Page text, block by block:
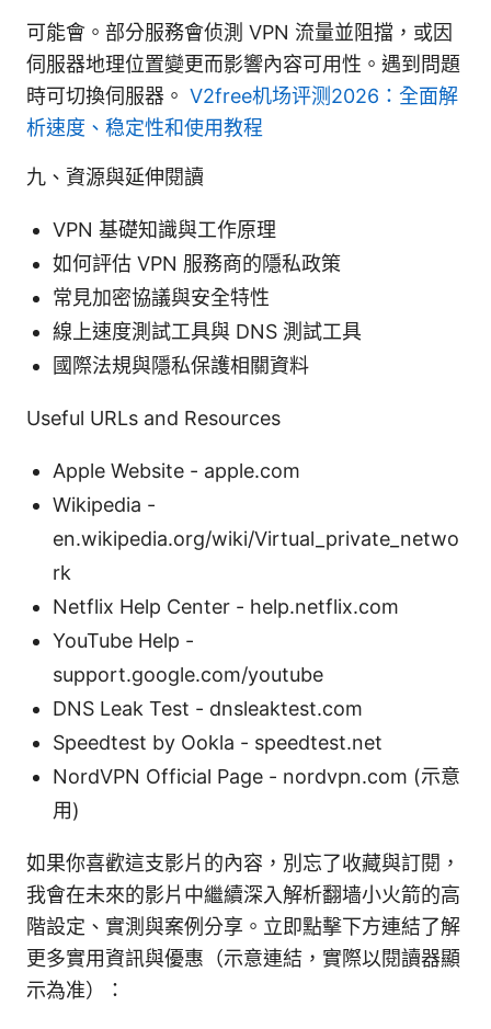
可能會。部分服務會侦測 VPN 流量並阻擋，或因
伺服器地理位置變更而影響內容可用性。遇到問題
時可切換伺服器。 V2free机场评测2026：全面解
析速度、稳定性和使用教程
九、資源與延伸閱讀
VPN 基礎知識與工作原理
如何評估 VPN 服務商的隱私政策
常見加密協議與安全特性
線上速度測試工具與 DNS 測試工具
國際法規與隱私保護相關資料
Useful URLs and Resources
Apple Website - apple.com
Wikipedia -
en.wikipedia.org/wiki/Virtual_private_netwo
rk
Netflix Help Center - help.netflix.com
YouTube Help -
support.google.com/youtube
DNS Leak Test - dnsleaktest.com
Speedtest by Ookla - speedtest.net
NordVPN Official Page - nordvpn.com (示意
用)
如果你喜歡這支影片的內容，別忘了收藏與訂閱，
我會在未來的影片中繼續深入解析翻墙小火箭的高
階設定、實測與案例分享。立即點擊下方連結了解
更多實用資訊與優惠（示意連結，實際以閱讀器顯
示為准）：